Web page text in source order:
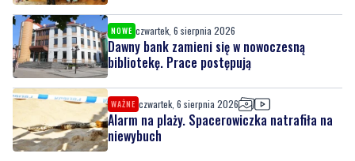
WAŻNE czwartek, 6 sierpnia 2026
Alarm na plaży. Spacerowiczka natrafiła na
czwartek, 6 sierpnia 2026
Adamczycha wróciła na mały ekran. W '1670'
ponownie widzimy aktorkę z Gdyni